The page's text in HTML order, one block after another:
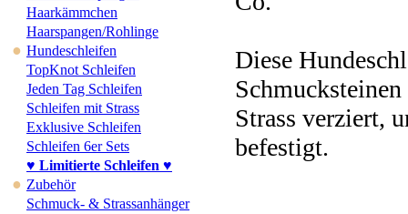
Haarkämmchen
Haarspangen/Rohlinge
● Hundeschleifen
TopKnot Schleifen
Jeden Tag Schleifen
Schleifen mit Strass
Exklusive Schleifen
Schleifen 6er Sets
♥ Limitierte Schleifen ♥
● Zubehör
Schmuck- & Strassanhänger
Diese
Schmucksteinen
Strass verziert,
befestigt.